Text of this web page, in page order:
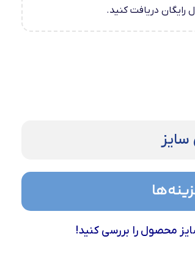
رایگان دریافت کنید.
سایز
محصول را بررسی کنید!